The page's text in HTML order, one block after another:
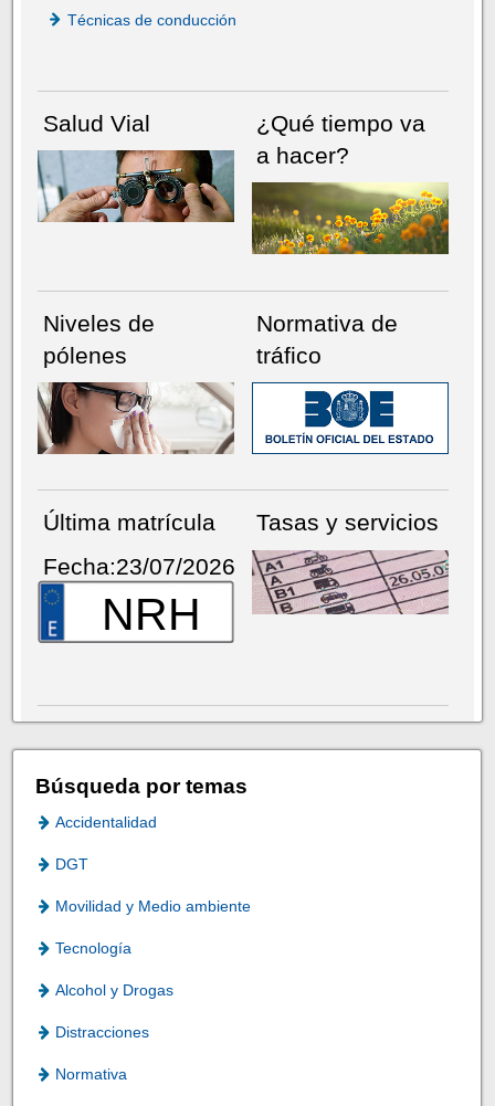
Técnicas de conducción
Salud Vial
¿Qué tiempo va
a hacer?
Niveles de
pólenes
Normativa de
tráfico
Última matrícula
Fecha:23/07/2026
NRH
Tasas y servicios
Búsqueda por temas
Accidentalidad
DGT
Movilidad y Medio ambiente
Tecnología
Alcohol y Drogas
Distracciones
Normativa